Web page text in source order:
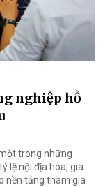
nghiệp hỗ
trong những
lệ nội địa hóa, gia
nền tảng tham gia